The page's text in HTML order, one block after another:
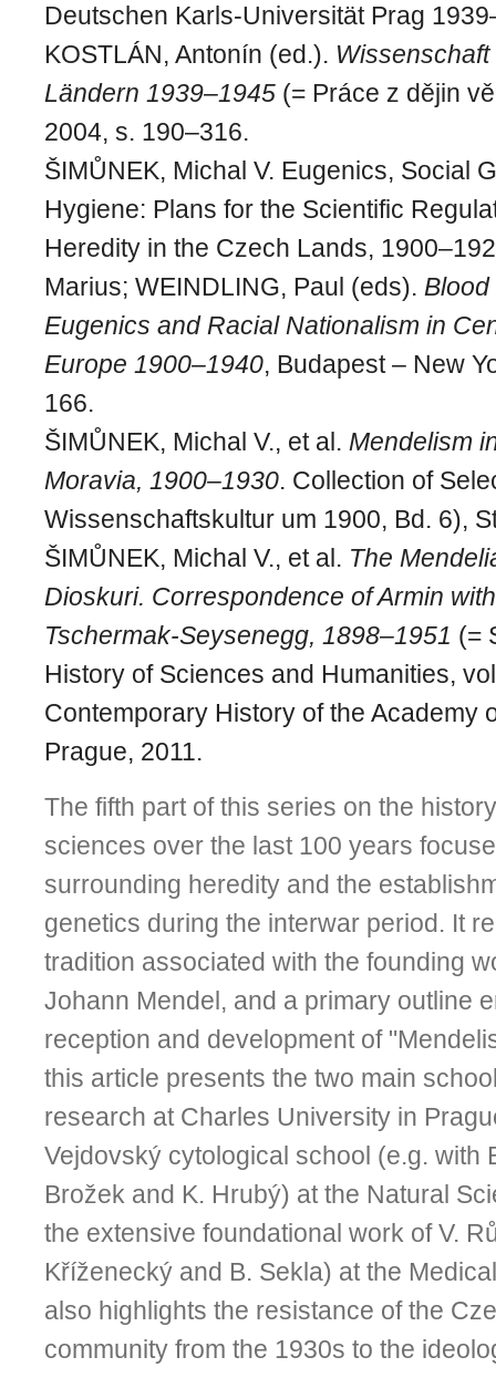
Deutschen Karls-Universität Prag
KOSTLÁN, Antonín (ed.).
Ländern 1939–1945 (= Práce z dějin
2004, s. 190–316.
ŠIMŮNEK, Michal V. Eugenics, Social
Hygiene: Plans for the Scientific
Heredity in the Czech Lands,
Marius; WEINDLING, Paul (eds).
Eugenics and Racial Nationalism in
Europe 1900–1940, Budapest – New
166.
ŠIMŮNEK, Michal V., et al. Mendelism
Moravia, 1900–1930. Collection of
Wissenschaftskultur um 1900, Bd. 6),
ŠIMŮNEK, Michal V., et al. The
Dioskuri. Correspondence of Armin
Tschermak-Seysenegg, 1898–1951 (=
History of Sciences and Humanities,
Contemporary History of the Academy
Prague, 2011.
The fifth part of this series on the
sciences over the last 100 years
surrounding heredity and the
genetics during the interwar period. It
tradition associated with the founding
Johann Mendel, and a primary outline
reception and development of
this article presents the two main
research at Charles University in
Vejdovský cytological school (e.g. with
Brožek and K. Hrubý) at the Natural
the extensive foundational work of V.
Kříženecký and B. Sekla) at the
also highlights the resistance of the
community from the 1930s to the